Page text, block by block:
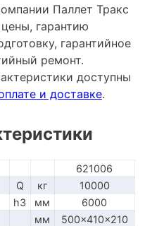
Паллет Тракс
гарантию
гарантийное
ремонт.
доступны
и доставке.
621006
Q кг
10000
h3 мм
6000
мм
500x410x210